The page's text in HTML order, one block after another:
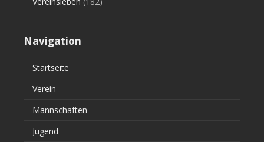
Navigation
Startseite
Verein
Mannschaften
Jugend